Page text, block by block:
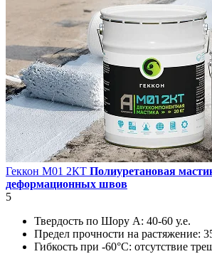
Геккон М01 2КT Полиуретановая
деформационных швов
5
Твердость по Шору А: 40-60 у.е.
Предел прочности на растяжение:
Гибкость при -60°С: отсутствие